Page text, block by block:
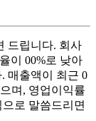
드립니다. 회사
이 00%로 낮아
매출액이 최근 0
며, 영업이익률
로 말씀드리면